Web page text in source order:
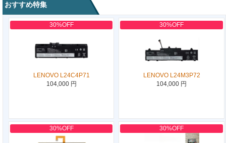
おすすめ特集
30%OFF
LENOVO L24C4P71
104,000 円
30%OFF
LENOVO L24M3P72
104,000 円
30%OFF 30%OFF